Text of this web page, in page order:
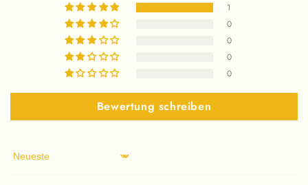
1
0
0
0
0
Bewertung schreiben
Sort by